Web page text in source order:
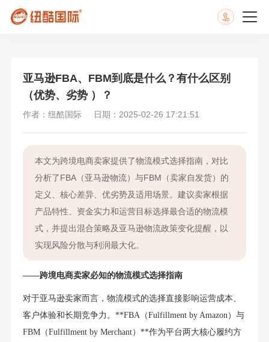
亚马逊FBA、FBM到底是什么？有什么区别
（优势、劣势 ）？
作者：纽酷国际 日期：2025-02-26 17:21:51
本文为跨境电商卖家提供了物流模式选择指南，对比
分析了FBA（亚马逊物流）与FBM（卖家自发货）的
定义、核心差异、优劣势及适用场景。建议卖家根据
产品特性、资金实力和运营目标选择最合适的物流模
式，并提出混合策略及亚马逊物流政策变化提醒，以
实现风险分散与利润最大化。
——跨境电商卖家必知的物流模式选择指南
对于亚马逊卖家而言，物流模式的选择直接影响运营成本、
客户体验和长期竞争力。**FBA（Fulfillment by Amazon）与
FBM（Fulfillment by Merchant）**作为平台两大核心履约方